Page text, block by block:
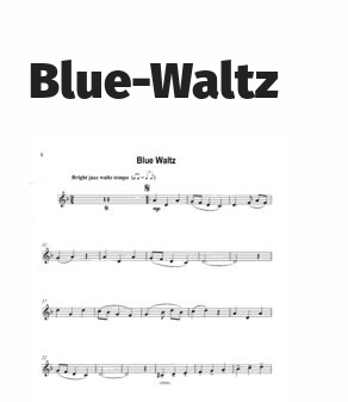
Blue-Waltz